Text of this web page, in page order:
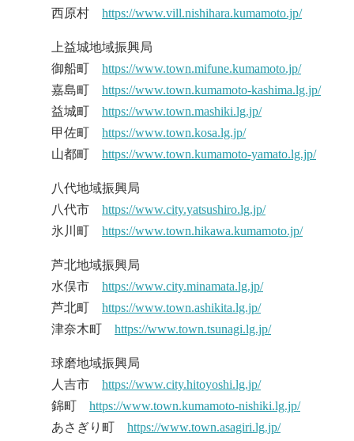
西原村 https://www.vill.nishihara.kumamoto.jp/
上益城地域振興局
御船町 https://www.town.mifune.kumamoto.jp/
嘉島町 https://www.town.kumamoto-kashima.lg.jp/
益城町 https://www.town.mashiki.lg.jp/
甲佐町 https://www.town.kosa.lg.jp/
山都町 https://www.town.kumamoto-yamato.lg.jp/
八代地域振興局
八代市 https://www.city.yatsushiro.lg.jp/
氷川町 https://www.town.hikawa.kumamoto.jp/
芦北地域振興局
水俣市 https://www.city.minamata.lg.jp/
芦北町 https://www.town.ashikita.lg.jp/
津奈木町 https://www.town.tsunagi.lg.jp/
球磨地域振興局
人吉市 https://www.city.hitoyoshi.lg.jp/
錦町 https://www.town.kumamoto-nishiki.lg.jp/
あさぎり町 https://www.town.asagiri.lg.jp/